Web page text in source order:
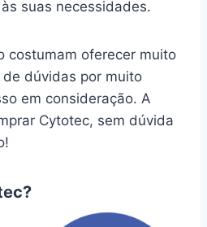
suas necessidades.
costumam oferecer muito
dúvidas por muito
em consideração. A
Cytotec, sem dúvida